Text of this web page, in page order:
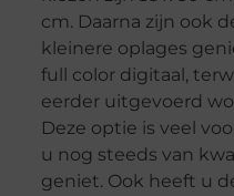
cm. Daarna zijn ook
kleinere oplages
full color digitaal,
eerder uitgevoerd
Deze optie is veel
u nog steeds van
geniet. Ook heeft u